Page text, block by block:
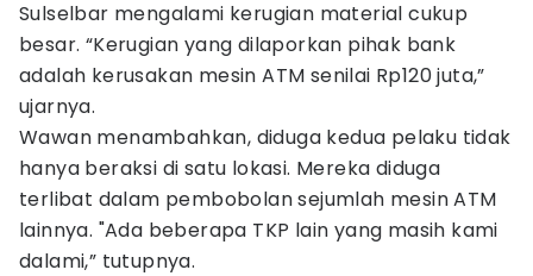
Sulselbar mengalami kerugian material cukup
besar. “Kerugian yang dilaporkan pihak bank
adalah kerusakan mesin ATM senilai Rp120 juta,”
ujarnya.
Wawan menambahkan, diduga kedua pelaku tidak
hanya beraksi di satu lokasi. Mereka diduga
terlibat dalam pembobolan sejumlah mesin ATM
lainnya. "Ada beberapa TKP lain yang masih kami
dalami,” tutupnya.